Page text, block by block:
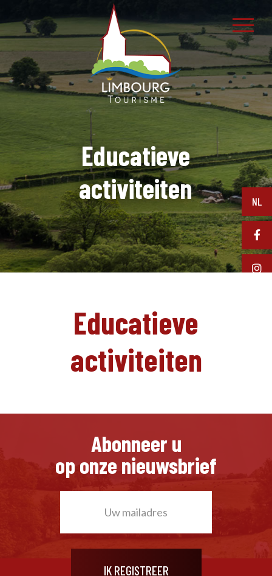
NL
Educatieve
activiteiten
Educatieve
activiteiten
Abonneer u
op onze nieuwsbrief